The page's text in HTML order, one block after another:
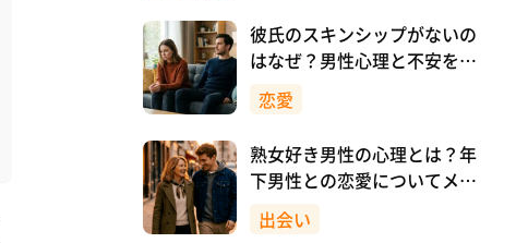
彼氏のスキンシップがないの
はなぜ？男性心理と不安を減
らす向き合い方
恋愛
熟女好き男性の心理とは？年
下男性との恋愛についてメリ
ットも解説！
出会い